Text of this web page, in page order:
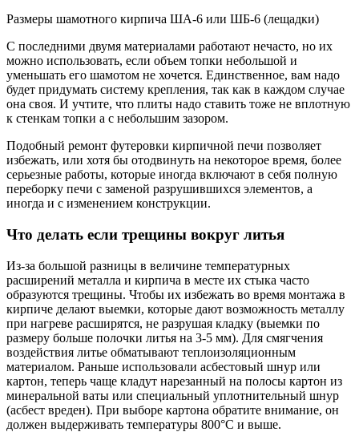
Размеры шамотного кирпича ША-6 или ШБ-6 (лещадки)
С последними двумя материалами работают нечасто, но их
можно использовать, если объем топки небольшой и
уменьшать его шамотом не хочется. Единственное, вам надо
будет придумать систему крепления, так как в каждом случае
она своя. И учтите, что плиты надо ставить тоже не вплотную
к стенкам топки а с небольшим зазором.
Подобный ремонт футеровки кирпичной печи позволяет
избежать, или хотя бы отодвинуть на некоторое время, более
серьезные работы, которые иногда включают в себя полную
переборку печи с заменой разрушившихся элементов, а
иногда и с изменением конструкции.
Что делать если трещины вокруг литья
Из-за большой разницы в величине температурных
расширений металла и кирпича в месте их стыка часто
образуются трещины. Чтобы их избежать во время монтажа в
кирпиче делают выемки, которые дают возможность металлу
при нагреве расширятся, не разрушая кладку (выемки по
размеру больше полочки литья на 3-5 мм). Для смягчения
воздействия литье обматывают теплоизоляционным
материалом. Раньше использовали асбестовый шнур или
картон, теперь чаще кладут нарезанный на полосы картон из
минеральной ваты или специальный уплотнительный шнур
(асбест вреден). При выборе картона обратите внимание, он
должен выдерживать температуры 800°C и выше.